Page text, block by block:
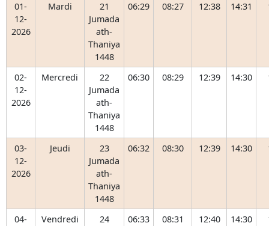
01-
12-
2026
Mardi
21
Jumada
ath-
Thaniya
1448
06:29 08:27 12:38 14:31
02-
12-
2026
Mercredi
22
Jumada
ath-
Thaniya
1448
06:30 08:29 12:39 14:30
03-
12-
2026
Jeudi
23
Jumada
ath-
Thaniya
1448
06:32 08:30 12:39 14:30
04-
Vendredi
24
06:33 08:31 12:40 14:30